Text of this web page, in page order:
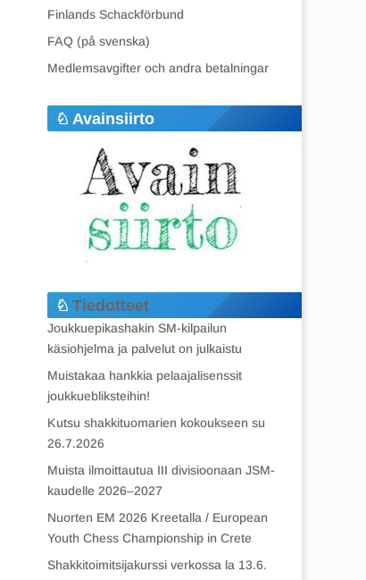
Finlands Schackförbund
FAQ (på svenska)
Medlemsavgifter och andra betalningar
Avainsiirto
Tiedotteet
Joukkuepikashakin SM-kilpailun
käsiohjelma ja palvelut on julkaistu
Muistakaa hankkia pelaajalisenssit
joukkuebliksteihin!
Kutsu shakkituomarien kokoukseen su
26.7.2026
Muista ilmoittautua III divisioonaan JSM-
kaudelle 2026–2027
Nuorten EM 2026 Kreetalla / European
Youth Chess Championship in Crete
Shakkitoimitsijakurssi verkossa la 13.6.